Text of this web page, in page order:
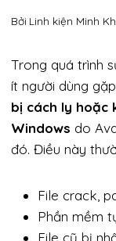
Bởi Linh kiện Minh
Trong quá trình
ít người dùng
bị cách ly hoặc
Windows do
đó. Điều này
File crack,
Phần mềm
File cũ bị